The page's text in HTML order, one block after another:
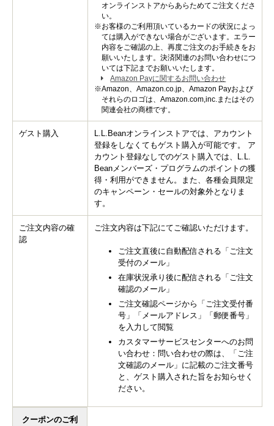
オンラインストアからあらためてご注文くださ
い。
※お客様のご利用頂いているカードの状況によっ
ては購入ができない場合がございます。エラー
内容をご確認の上、再度ご注文のお手続きをお
願いいたします。決済関連のお問い合わせにつ
いては下記までお願いいたします。

Amazon Payに関するお問い合わせ
※Amazon、Amazon.co.jp、Amazon Payおよび
それらのロゴは、Amazon.com,inc.またはその
関連会社の商標です。
ゲスト購入
L.L.Beanオンラインストアでは、アカウント
登録をしなくてもゲスト購入が可能です。 ア
カウント登録なしでのゲスト購入では、L.L.
Beanメンバーズ・プログラムのポイントの獲
得・利用ができません。また、各種会員限定
のキャンペーン・セールの対象外となりま
す。
ご注文内容の確
認
ご注文内容は下記にてご確認いただけます。
ご注文直後に自動配信される「ご注文
受付のメール」
在庫状況承り後に配信される「ご注文
確認のメール」
ご注文確認ページから「ご注文受付番
号」「メールアドレス」「郵便番号」
を入力して閲覧
カスタマーサービスセンターへのお問
い合わせ：問い合わせの際は、「ご注
文確認のメール」に記載のご注文番号
と、ゲスト購入された旨をお知らせく
ださい。
クーポンのご利